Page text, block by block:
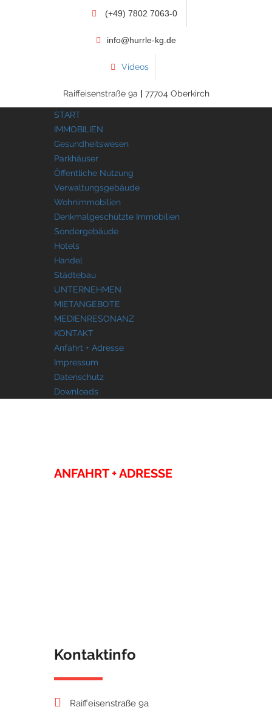
(+49) 7802 7063-0
info@hurrle-kg.de
Videos
Raiffeisenstraße 9a | 77704 Oberkirch
START
IMMOBILIEN
Gesundheitswesen
Parkhäuser
Öffentliche Nutzung
Verwaltungsgebäude
Wohnimmobilien
Denkmalgeschützte Immobilien
Sondergebäude
Hotels
Handel
Städtebau
UNTERNEHMEN
MIETANGEBOTE
MEDIENRESONANZ
KONTAKT
Anfahrt + Adresse
Impressum
Datenschutz
Downloads
ANFAHRT + ADRESSE
Kontaktinfo
Raiffeisenstraße 9a